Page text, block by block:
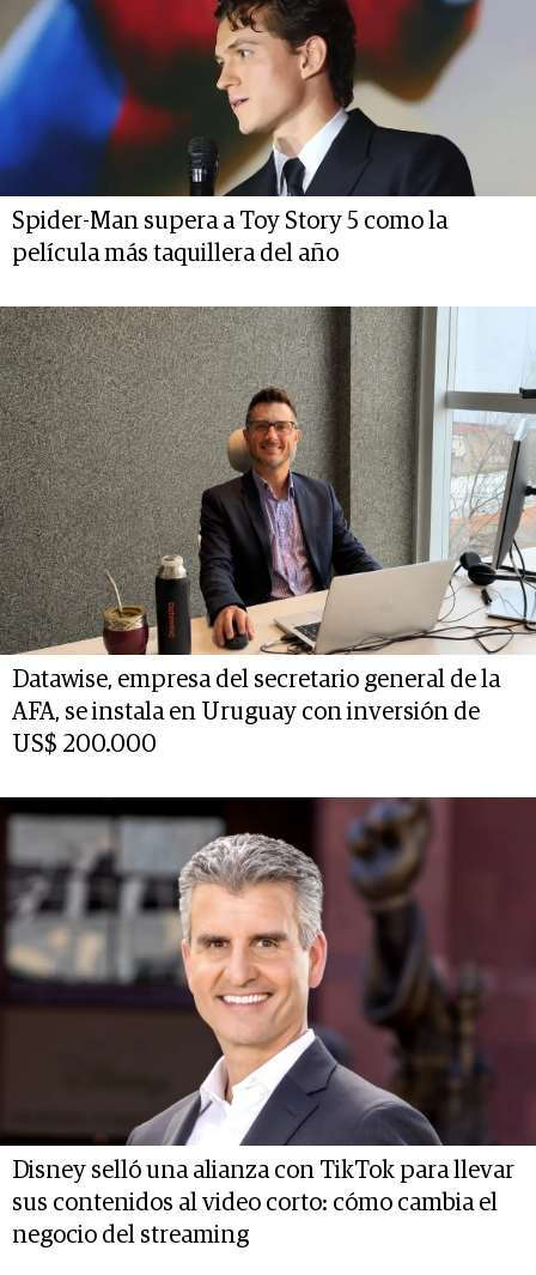
Spider-Man supera a Toy Story 5 como la
película más taquillera del año
Datawise, empresa del secretario general de la
AFA, se instala en Uruguay con inversión de
US$ 200.000
Disney selló una alianza con TikTok para llevar
sus contenidos al video corto: cómo cambia el
negocio del streaming